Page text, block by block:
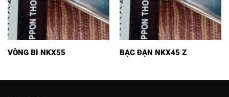
VÒNG BI NKX55 BẠC ĐẠN NKX45 Z